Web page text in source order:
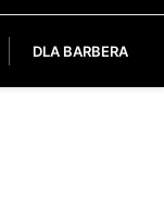
DLA BARBERA